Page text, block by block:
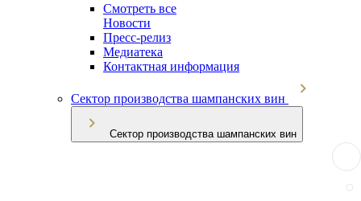
Смотреть все
Новости
Пресс-релиз
Медиатека
Контактная информация
Сектор производства шампанских вин
Сектор производства шампанских вин